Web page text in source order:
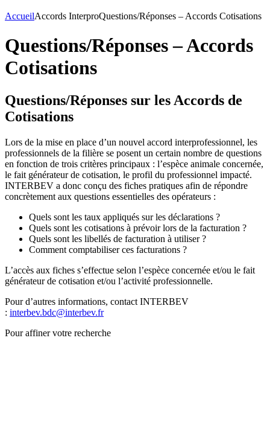
AccueilAccords InterproQuestions/Réponses – Accords Cotisations
Questions/Réponses – Accords
Cotisations
Questions/Réponses sur les Accords de
Cotisations
Lors de la mise en place d’un nouvel accord interprofessionnel, les
professionnels de la filière se posent un certain nombre de questions
en fonction de trois critères principaux : l’espèce animale concernée,
le fait générateur de cotisation, le profil du professionnel impacté.
INTERBEV a donc conçu des fiches pratiques afin de répondre
concrètement aux questions essentielles des opérateurs :
Quels sont les taux appliqués sur les déclarations ?
Quels sont les cotisations à prévoir lors de la facturation ?
Quels sont les libellés de facturation à utiliser ?
Comment comptabiliser ces facturations ?
L’accès aux fiches s’effectue selon l’espèce concernée et/ou le fait
générateur de cotisation et/ou l’activité professionnelle.
Pour d’autres informations, contact INTERBEV
: interbev.bdc@interbev.fr
Pour affiner votre recherche